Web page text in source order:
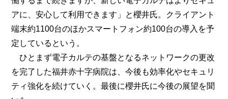
アに、安心して利用できます」と櫻井氏。クライアント
端末約1100台のほかスマートフォン約100台の導入を予
定しているという。
ひとまず電子カルテの基盤となるネットワークの更改
を完了した福井赤十字病院は、今後も効率化やセキュリ
ティ強化を続けていく。最後に櫻井氏に今後の展望を聞